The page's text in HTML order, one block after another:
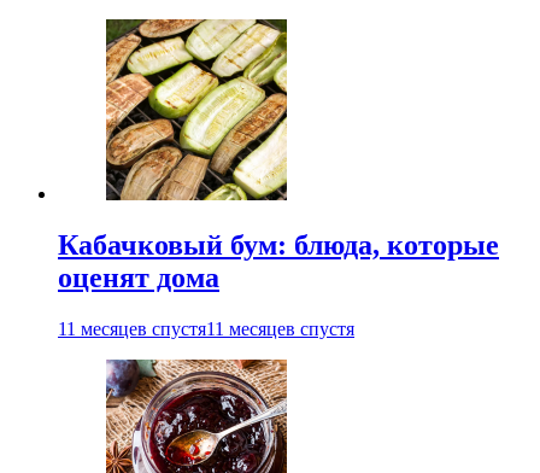
Кабачковый бум: блюда, которые
оценят дома
11 месяцев спустя11 месяцев спустя